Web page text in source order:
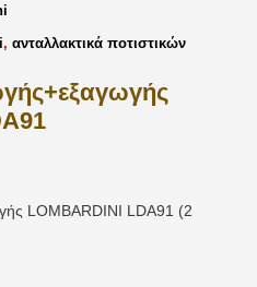
, ανταλλακτικά ποτιστικών
LOMBARDINI LDA91 (2